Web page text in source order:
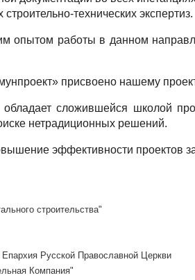
технических экспертиз.
опытом работы в данном
присвоено нашему
сложившейся школой
нетрадиционных решений.
эффективности проектов
строительства"
Русской Православной Церкви
Компания"